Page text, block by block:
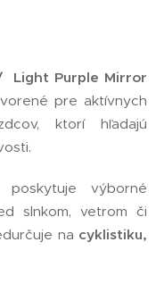
Light Purple Mirror
pre aktívnych
ktorí hľadajú
poskytuje výborné
slnkom, vetrom či
na cyklistiku,